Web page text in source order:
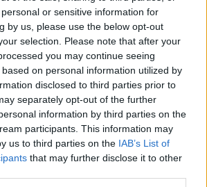
or sensitive information for
by us, please use the below opt-out
selection. Please note that after your
you may continue seeing
on personal information utilized by
disclosed to third parties prior to
separately opt-out of the further
information by third parties on the
participants. This information may
us to third parties on the IAB’s List of
that may further disclose it to other
Powertrain s.r.o. Jihlava • linkový střídač • mzda
na ubytování (Jihlava, okres Jihlava)
Powertrain s.r.o. Jihlava • obsluha CNC strojů •
bonus 50.000 Kč • příspěvek na ubytování
pro elektronická zařízení údržby (m/ž) (tř.
Boleslav II)
Powertrain s.r.o. Jihlava • CNC operátor• mzda